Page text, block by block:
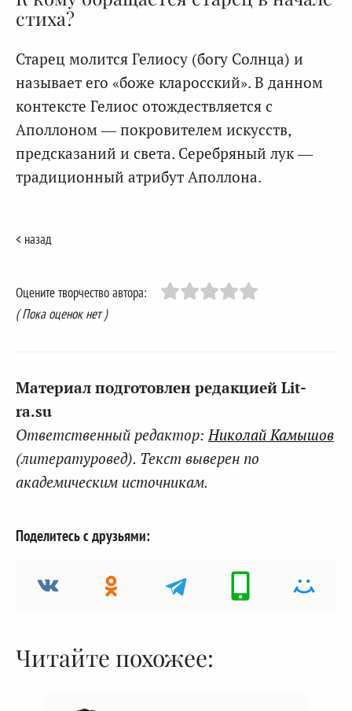
стиха?
Старец молится Гелиосу (богу Солнца) и
называет его «боже кларосский». В данном
контексте Гелиос отождествляется с
Аполлоном — покровителем искусств,
предсказаний и света. Серебряный лук —
традиционный атрибут Аполлона.
< назад
Оцените творчество автора:
( Пока оценок нет )
Материал подготовлен редакцией Lit-
ra.su
Ответственный редактор:Николай Камышов
(литературовед). Текст выверен по
академическим источникам.
Поделитесь с друзьями:
Читайте похожее: